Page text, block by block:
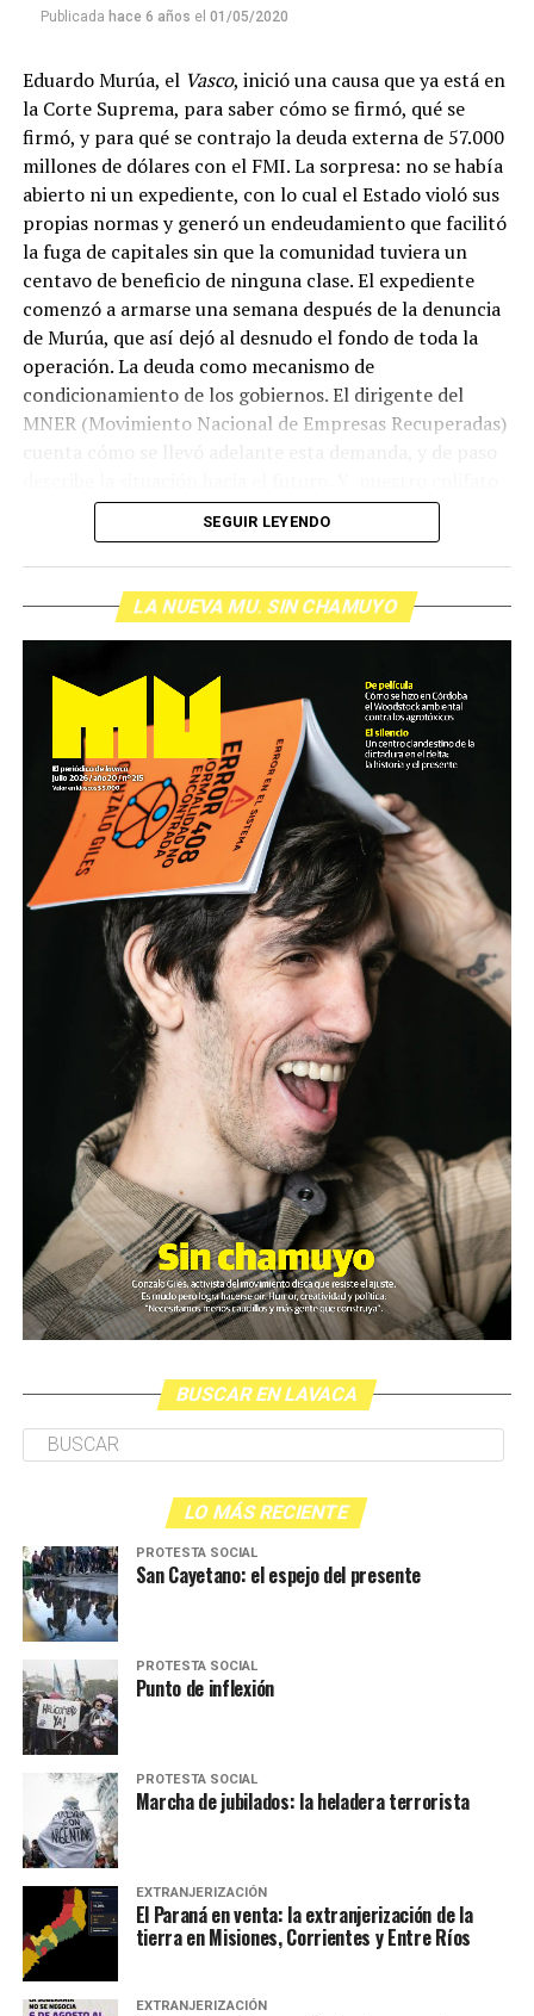
emitir todos los programas de Decí MU
Publicada hace 6 años el 01/05/2020
Eduardo Murúa, el Vasco, inició una causa que ya está en
la Corte Suprema, para saber cómo se firmó, qué se
firmó, y para qué se contrajo la deuda externa de 57.000
millones de dólares con el FMI. La sorpresa: no se había
abierto ni un expediente, con lo cual el Estado violó sus
propias normas y generó un endeudamiento que facilitó
la fuga de capitales sin que la comunidad tuviera un
centavo de beneficio de ninguna clase. El expediente
comenzó a armarse una semana después de la denuncia
de Murúa, que así dejó al desnudo el fondo de toda la
operación. La deuda como mecanismo de
condicionamiento de los gobiernos. El dirigente del
MNER (Movimiento Nacional de Empresas Recuperadas)
de cabecera Hugo López va a dar una definición
inolvidable sobre los normales y los anormales. Como
siempre, Pablo Marchetti que llega con música y con El
grito pelado.(Escuchá el programa completo)
Descargar los archivos de audio:Bloque 1/Bloque 2
Foto: Nacho Yuchark
Descargar el programa
La reproducción de este programa es libre. Sólo tenés
que mandar un mail a
infolavaca@yahoo.com.arpara
emitir todos los programas de Decí MU
SEGUIR LEYENDO
LA NUEVA MU. SIN CHAMUYO
BUSCAR EN LAVACA
LO MÁS RECIENTE
PROTESTA SOCIAL
San Cayetano: el espejo del presente
PROTESTA SOCIAL
Punto de inflexión
PROTESTA SOCIAL
Marcha de jubilados: la heladera terrorista
EXTRANJERIZACIÓN
El Paraná en venta: la extranjerización de la
tierra en Misiones, Corrientes y Entre Ríos
EXTRANJERIZACIÓN